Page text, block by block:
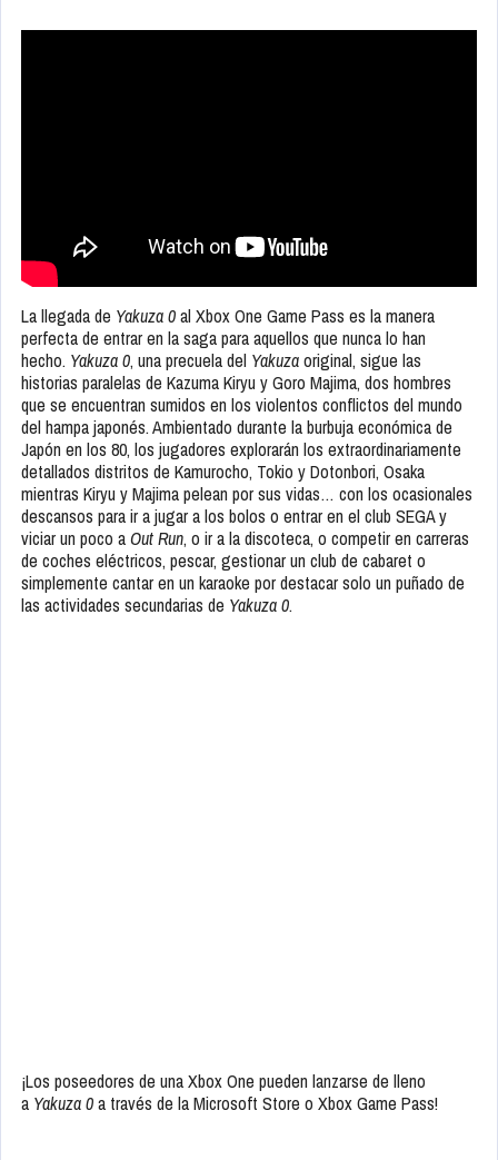
La llegada de Yakuza 0al Xbox One Game Pass es la manera
perfecta de entrar en la saga para aquellos que nunca lo han
hecho. Yakuza 0, una precuela del Yakuzaoriginal, sigue las
historias paralelas de Kazuma Kiryu y Goro Majima, dos hombres
que se encuentran sumidos en los violentos conflictos del mundo
del hampa japonés. Ambientado durante la burbuja económica de
Japón en los 80, los jugadores explorarán los extraordinariamente
detallados distritos de Kamurocho, Tokio y Dotonbori, Osaka
mientras Kiryu y Majima pelean por sus vidas… con los ocasionales
descansos para ir a jugar a los bolos o entrar en el club SEGA y
viciar un poco aOut Run, o ir a la discoteca, o competir en carreras
de coches eléctricos, pescar, gestionar un club de cabaret o
simplemente cantar en un karaoke por destacar solo un puñado de
las actividades secundarias de Yakuza 0.
¡Los poseedores de una Xbox One pueden lanzarse de lleno
a Yakuza 0a través de la Microsoft Store o Xbox Game Pass!